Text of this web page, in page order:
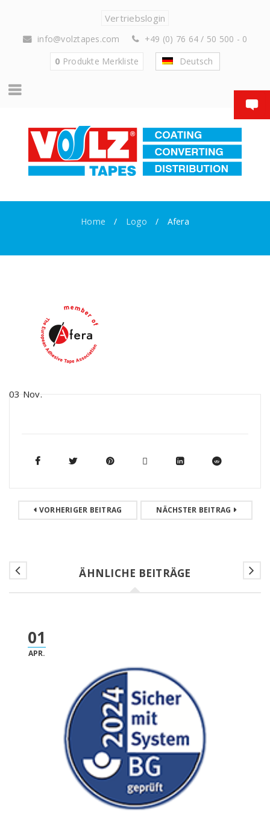
Vertriebslogin
info@volztapes.com
+49 (0) 76 64 / 50 500 - 0
0 Produkte Merkliste Deutsch
Home / Logo / Afera
03 Nov.
VORHERIGER BEITRAG NÄCHSTER BEITRAG
ÄHNLICHE BEITRÄGE
01
APR.